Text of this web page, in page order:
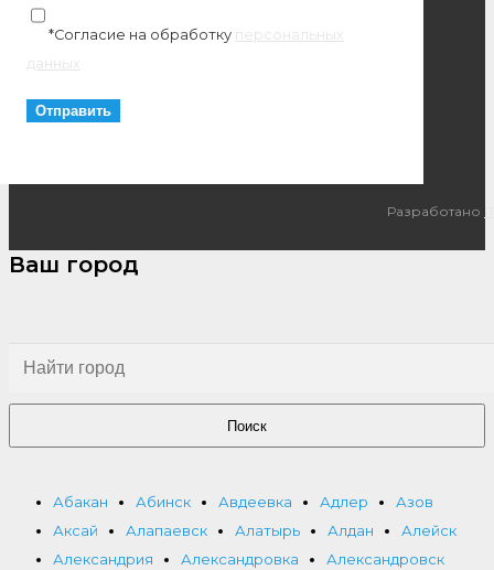
*Согласие на обработку персональных
данных
Разработано
Ваш город
Поиск
Абакан Абинск Авдеевка Адлер
Азов
Аксай
Алапаевск Алатырь Алдан
Алейск
Александрия
Александровка
Александровск